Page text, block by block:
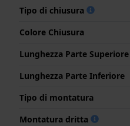
Tipo di chiusura
Colore Chiusura
Lunghezza Parte Superiore
Lunghezza Parte Inferiore
Tipo di montatura
Montatura dritta